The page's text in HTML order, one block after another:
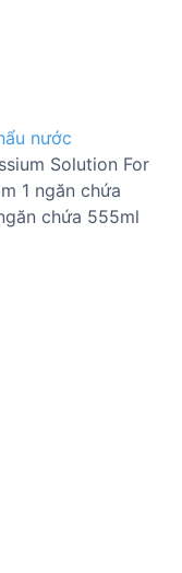
nước
Solution For
1 ngăn chứa
chứa 555ml